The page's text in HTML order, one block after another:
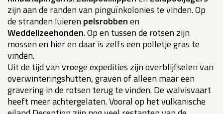
zijn aan de randen van pinguïnkolonies te vinden. Op
de stranden luieren pelsrobbenen
Weddellzeehonden. Op en tussen de rotsen zijn
mossen en hier en daar is zelfs een polletje gras te
vinden.
Uit de tijd van vroege expedities zijn overblijfselen van
overwinteringshutten, graven of alleen maar een
gravering in de rotsen terug te vinden. De walvisvaart
heeft meer achtergelaten. Vooral op het vulkanische